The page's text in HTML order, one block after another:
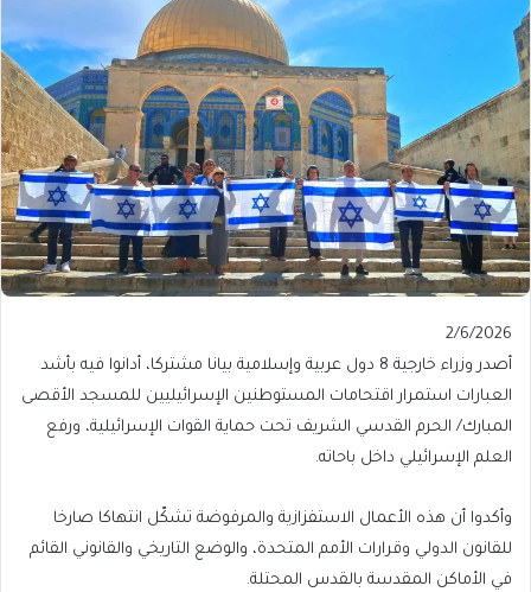
Published
On
2/6/2026
2/6/2026
أصدر وزراء خارجية 8 دول عربية وإسلامية بيانا مشتركا، أدانوا فيه بأشد
العبارات استمرار اقتحامات المستوطنين الإسرائيليين للمسجد الأقصى
المبارك/ الحرم القدسي الشريف تحت حماية القوات الإسرائيلية، ورفع
العلم الإسرائيلي داخل باحاته.
وأكدوا أن هذه الأعمال الاستفزازية والمرفوضة تشكّل انتهاكا صارخا
للقانون الدولي وقرارات الأمم المتحدة، والوضع التاريخي والقانوني القائم
في الأماكن المقدسة بالقدس المحتلة.